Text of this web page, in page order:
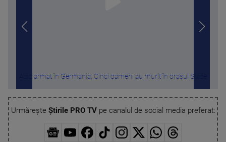
Atac armat în Germania. Cinci oameni au murit în orașul Stade
Urmărește Știrile PRO TVpe canalul de social media preferat: